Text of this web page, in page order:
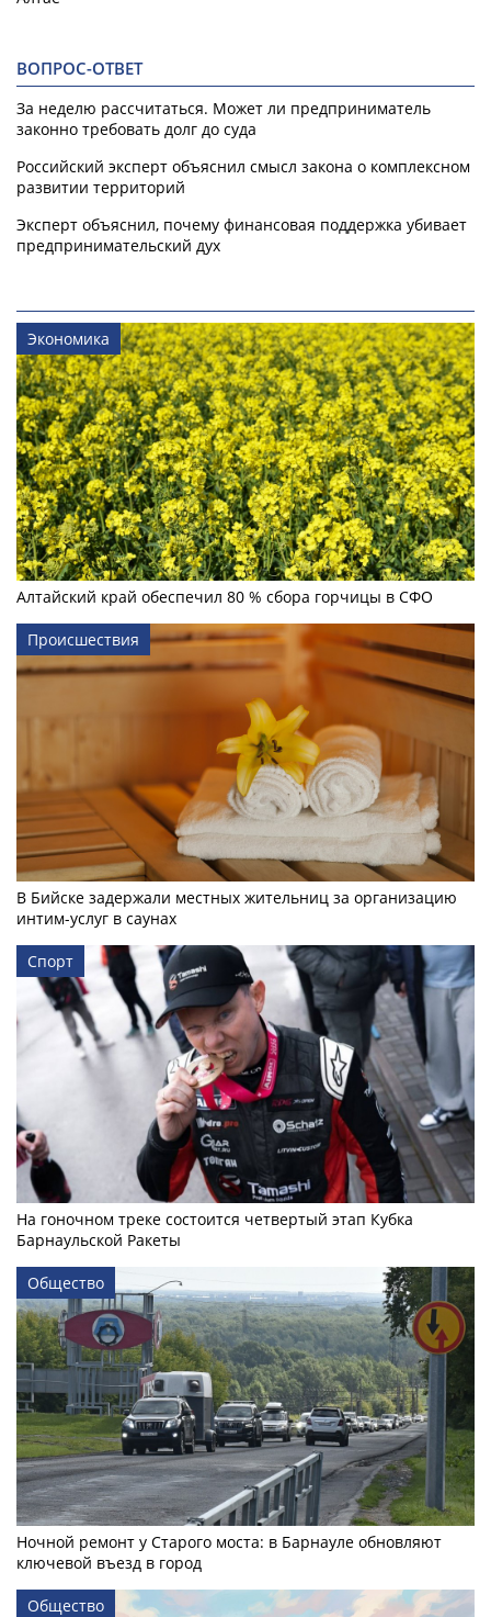
ВОПРОС-ОТВЕТ
За неделю рассчитаться. Может ли предприниматель
законно требовать долг до суда
Российский эксперт объяснил смысл закона о комплексном
развитии территорий
Эксперт объяснил, почему финансовая поддержка убивает
предпринимательский дух
Экономика
Алтайский край обеспечил 80 % сбора горчицы в СФО
Происшествия
В Бийске задержали местных жительниц за организацию
интим-услуг в саунах
Спорт
На гоночном треке состоится четвертый этап Кубка
Барнаульской Ракеты
Общество
Ночной ремонт у Старого моста: в Барнауле обновляют
ключевой въезд в город
Общество